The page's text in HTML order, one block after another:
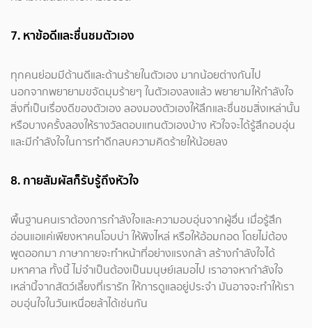
7. หาข้อดีและชื่นชมตัวเอง
ทุกคนย่อมมีด้านดีและด้านร้ายในตัวเอง มากน้อยต่างกันไป
นอกจากพยายามขจัดมุมร้ายๆ ในตัวเองลงแล้ว พยายามให้กำลังใจ
สิ่งที่เป็นเรื่องดีของตัวเอง ลองมองตัวเองให้ลึกและชื่นชมสิ่งเหล่านั้น
หรือบางครั้งลองให้รางวัลตอบแทนตัวเองบ้าง หัวใจจะได้รู้สึกอบอุ่น
และมีกำลังใจในการทำดีกลบความคิดร้ายให้น้อยลง
8. กายสัมผัสก็รับรู้ถึงหัวใจ
พื้นฐานคนเราต้องการกำลังใจและความอบอุ่นจากผู้อื่น เมื่อรู้สึก
อ่อนแอแค่เพียงหาคนโอบบ่า ให้พิงไหล่ หรือให้อ้อมกอด โดยไม่ต้อง
พูดออกมา ภาษากายจะทำหน้าที่อย่างแรงกล้า สร้างกำลังใจได้
มหาศาล ทั้งนี้ ไม่จำเป็นต้องเป็นมนุษย์เสมอไป เราอาจหากำลังใจ
เหล่านี้จากสัตว์เลี้ยงที่เรารัก ให้การดูแลอยู่ประจำ มันอาจจะทำให้เรา
อบอุ่นใจในวันเหนื่อยล้าได้เช่นกัน